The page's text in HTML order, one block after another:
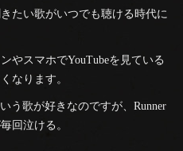
たい歌がいつでも聴ける時代に
やスマホでYouTubeを見ている
なります。
う歌が好きなのですが、Runner
回泣ける。